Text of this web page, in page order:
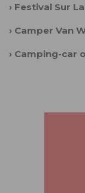
› Festival Sur
› Camper Van
› Camping-car